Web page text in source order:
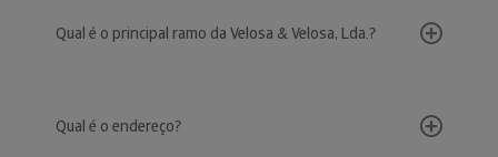
Qual é o principal ramo da Velosa & Velosa, Lda.?
Qual é o endereço?